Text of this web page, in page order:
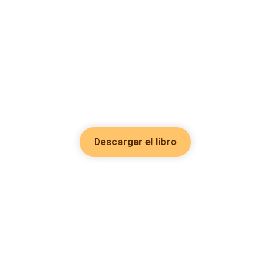
Descargar el libro